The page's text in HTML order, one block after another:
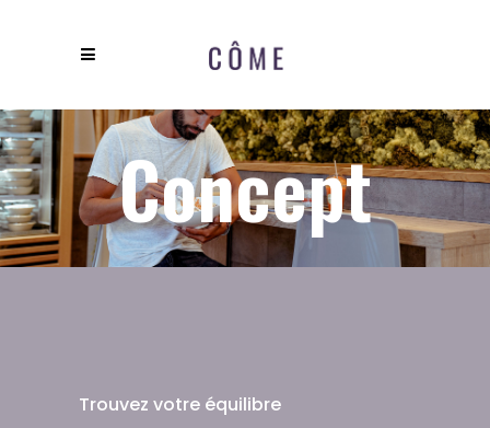
Concept
Trouvez votre équilibre